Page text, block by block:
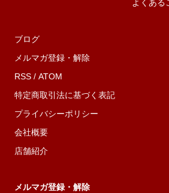
よくある
ブログ
メルマガ登録・解除
RSS /ATOM
特定商取引法に基づく表記
プライバシーポリシー
会社概要
店舗紹介
メルマガ登録・解除